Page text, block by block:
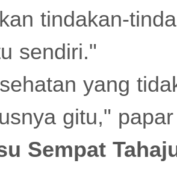
tindakan-
sendiri."
yang
gitu,"
Sempat